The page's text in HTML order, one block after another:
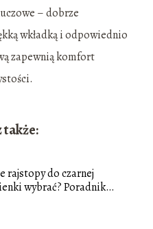
– dobrze
wkładką i odpowiednio
zapewnią komfort
także:
rajstopy do czarnej
wybrać? Poradnik